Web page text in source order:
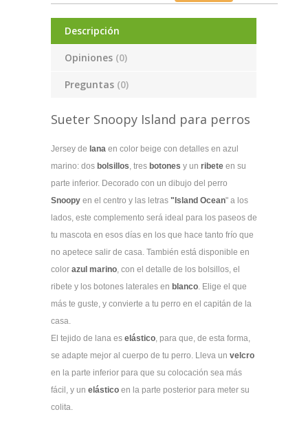
Descripción
Opiniones (0)
Preguntas (0)
Sueter Snoopy Island para perros
Jersey de lana en color beige con detalles en azul
marino: dos bolsillos, tres botones y un ribete en su
parte inferior. Decorado con un dibujo del perro
Snoopy en el centro y las letras "Island Ocean" a los
lados, este complemento será ideal para los paseos de
tu mascota en esos días en los que hace tanto frío que
no apetece salir de casa. También está disponible en
color azul marino, con el detalle de los bolsillos, el
ribete y los botones laterales en blanco. Elige el que
más te guste, y convierte a tu perro en el capitán de la
casa.
El tejido de lana es elástico, para que, de esta forma,
se adapte mejor al cuerpo de tu perro. Lleva un velcro
en la parte inferior para que su colocación sea más
fácil, y un elástico en la parte posterior para meter su
colita.